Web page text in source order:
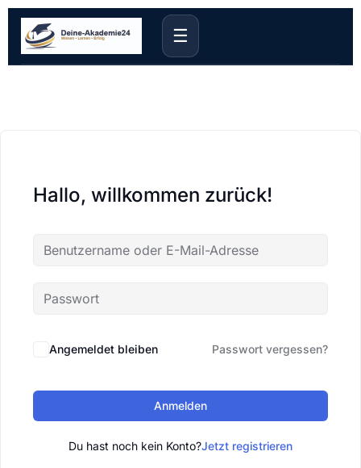
☰
Hallo, willkommen zurück!
Angemeldet bleiben Passwort vergessen?
Anmelden
Du hast noch kein Konto?Jetzt registrieren